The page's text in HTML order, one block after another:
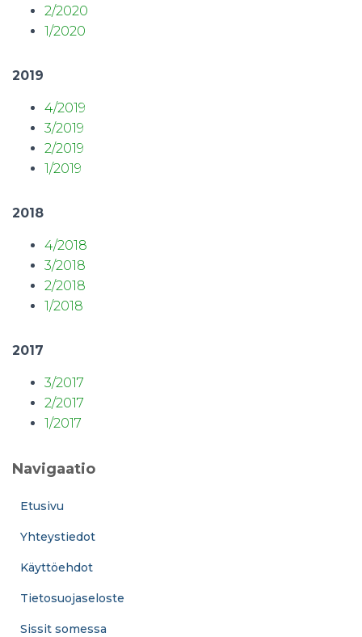
2/2020
1/2020
2019
4/2019
3/2019
2/2019
1/2019
2018
4/2018
3/2018
2/2018
1/2018
2017
3/2017
2/2017
1/2017
Navigaatio
Etusivu
Yhteystiedot
Käyttöehdot
Tietosuojaseloste
Sissit somessa